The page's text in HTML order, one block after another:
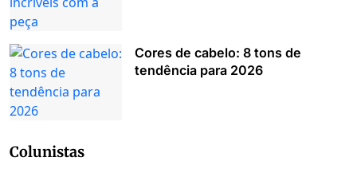
Cores de cabelo: 8 tons de
tendência para 2026
Colunistas